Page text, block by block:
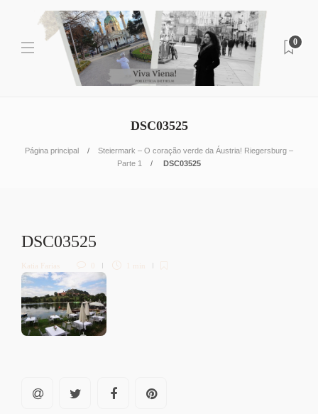
0
DSC03525
Página principal
Steiermark – O coração verde da Áustria! Riegersburg –
Parte 1
DSC03525
DSC03525
Katia Farias 0 1 min